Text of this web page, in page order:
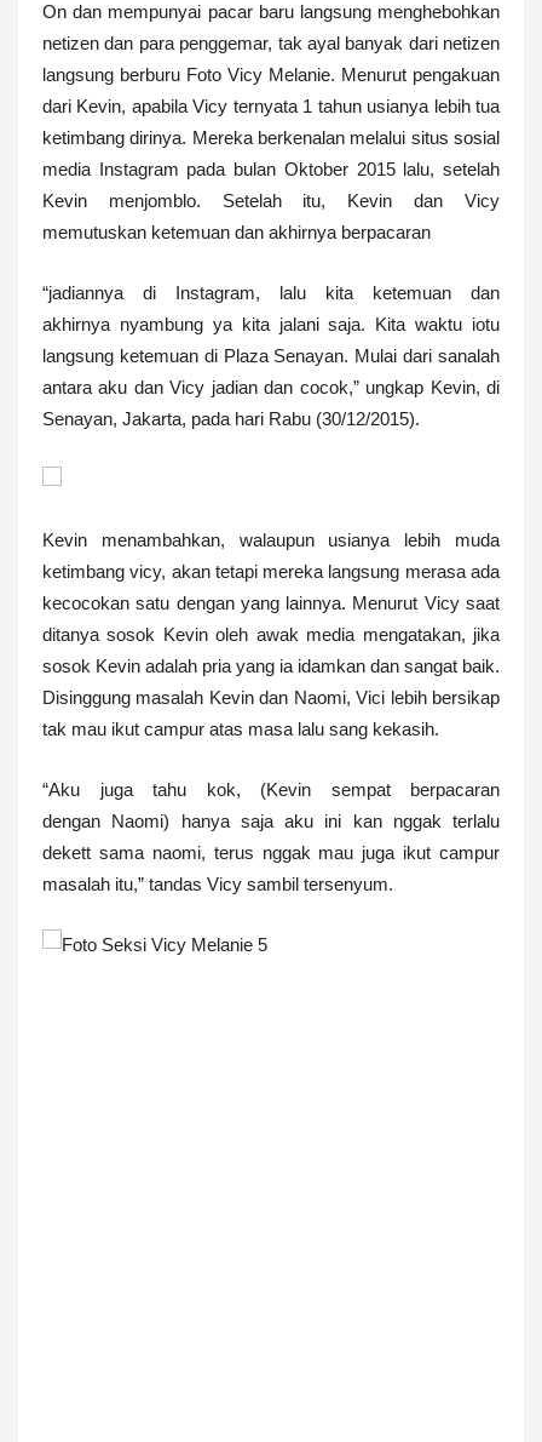
On dan mempunyai pacar baru langsung menghebohkan
netizen dan para penggemar, tak ayal banyak dari netizen
langsung berburu Foto Vicy Melanie. Menurut pengakuan
dari Kevin, apabila Vicy ternyata 1 tahun usianya lebih tua
ketimbang dirinya. Mereka berkenalan melalui situs sosial
media Instagram pada bulan Oktober 2015 lalu, setelah
Kevin menjomblo. Setelah itu, Kevin dan Vicy
memutuskan ketemuan dan akhirnya berpacaran
“jadiannya di Instagram, lalu kita ketemuan dan
akhirnya nyambung ya kita jalani saja. Kita waktu iotu
langsung ketemuan di Plaza Senayan. Mulai dari sanalah
antara aku dan Vicy jadian dan cocok,” ungkap Kevin, di
Senayan, Jakarta, pada hari Rabu (30/12/2015).
Kevin menambahkan, walaupun usianya lebih muda
ketimbang vicy, akan tetapi mereka langsung merasa ada
kecocokan satu dengan yang lainnya. Menurut Vicy saat
ditanya sosok Kevin oleh awak media mengatakan, jika
sosok Kevin adalah pria yang ia idamkan dan sangat baik.
Disinggung masalah Kevin dan Naomi, Vici lebih bersikap
tak mau ikut campur atas masa lalu sang kekasih.
“Aku juga tahu kok, (Kevin sempat berpacaran
dengan Naomi) hanya saja aku ini kan nggak terlalu
dekett sama naomi, terus nggak mau juga ikut campur
masalah itu,” tandas Vicy sambil tersenyum.